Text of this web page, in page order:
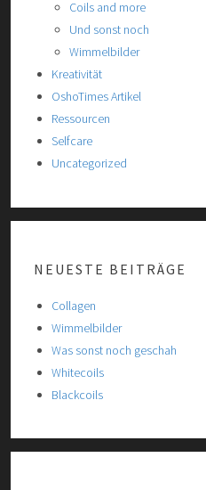
Coils and more
Und sonst noch
Wimmelbilder
Kreativität
OshoTimes Artikel
Ressourcen
Selfcare
Uncategorized
NEUESTE BEITRÄGE
Collagen
Wimmelbilder
Was sonst noch geschah
Whitecoils
Blackcoils